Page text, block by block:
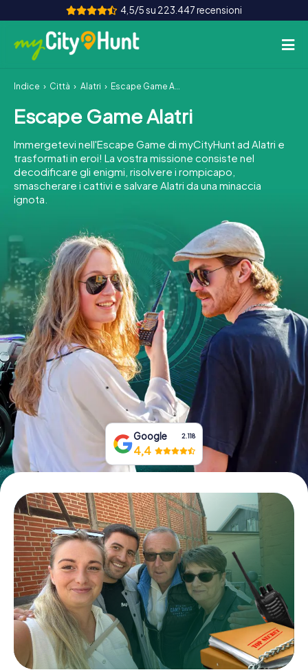
4,5/5 su 223.447 recensioni
Come funziona
Città
Tour
Team Building
INT AT CH
DE
ES
FR UK
IE
IT
NL
Prenota Biglietti
Acquista i Voucher
Indice Città Alatri Escape Game Alatri
Escape Game Alatri
Immergetevi nell'Escape Game di myCityHunt ad Alatri e
trasformati in eroi! La vostra missione consiste nel
decodificare gli enigmi, risolvere i rompicapo,
smascherare i cattivi e salvare Alatri da una minaccia
ignota.
Google 2.118
4,4